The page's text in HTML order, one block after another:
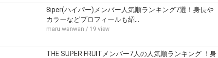
8iper(ハイパー)メンバー人気順ランキング7選！身長や
カラーなどプロフィールも紹…
maru.wanwan / 19 view
THE SUPER FRUITメンバー7人の人気順ランキング ！身